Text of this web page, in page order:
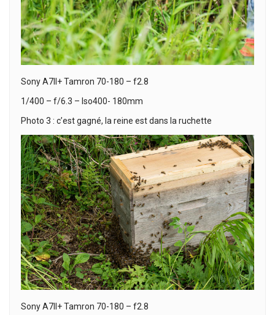
Sony A7II+ Tamron 70-180 – f2.8
1/400 – f/6.3 – Iso400- 180mm
Photo 3 : c’est gagné, la reine est dans la ruchette
Sony A7II+ Tamron 70-180 – f2.8